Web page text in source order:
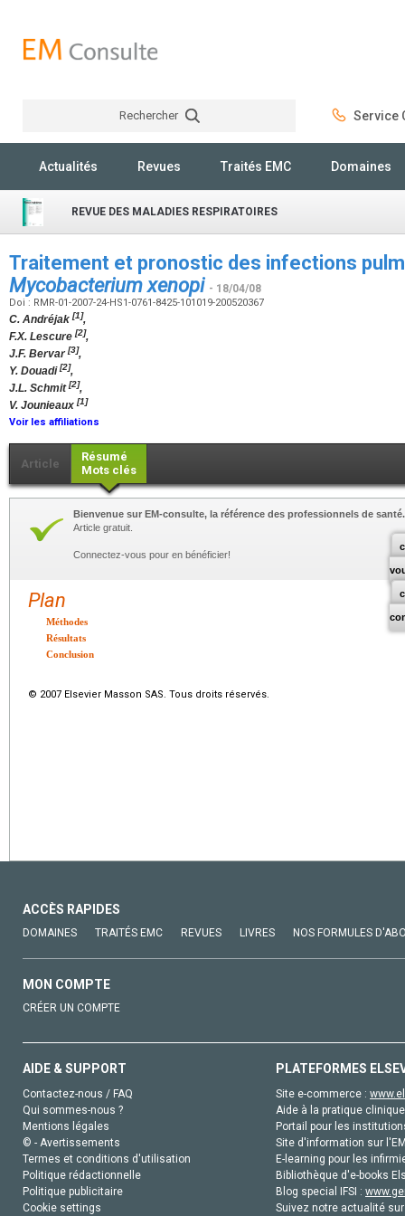
Rechercher Service
Actualités Revues Traités EMC Domaines
REVUE DES MALADIES RESPIRATOIRES
Traitement et pronostic des infections
Mycobacterium xenopi - 18/04/08
Doi : RMR-01-2007-24-HS1-0761-8425-101019-200520367
C. Andréjak [1],
F.X. Lescure [2],
J.F. Bervar[3],
Y. Douadi[2],
J.L. Schmit[2],
V. Jounieaux [1]
Voir les affiliations
Article
Résumé
Mots clés
Bienvenue sur EM-consulte, la référence des professionnels de santé.
Article gratuit.
Connectez-vous pour en bénéficier!
Plan
Méthodes
Résultats
Conclusion
© 2007 Elsevier Masson SAS. Tous droits réservés.
ACCÈS RAPIDES
DOMAINES TRAITÉS EMC REVUES LIVRES NOS FORMULES
MON COMPTE
CRÉER UN COMPTE
AIDE & SUPPORT
Contactez-nous / FAQ
Qui sommes-nous ?
Mentions légales
© - Avertissements
Termes et conditions d'utilisation
Politique rédactionnelle
Politique publicitaire
Cookie settings
PLATEFORMES
Site e-commerce :
Aide à la pratique
Portail pour les
Site d'information sur
E-learning pour les
Bibliothèque d'e-books
Blog special IFSI :
Suivez notre actualité